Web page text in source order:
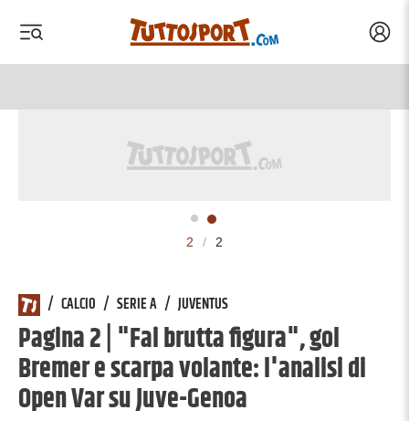
2 / 2
/ CALCIO / SERIE A / JUVENTUS
Pagina 2 | "Fai brutta figura", gol
Bremer e scarpa volante: l'analisi di
Open Var su Juve-Genoa